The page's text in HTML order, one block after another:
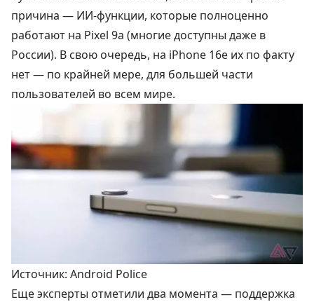
причина — ИИ-функции, которые полноценно
работают на Pixel 9a (многие доступны даже в
России). В свою очередь, на iPhone 16e их по факту
нет — по крайней мере, для большей части
пользователей во всем мире.
Источник: Android Police
Еще эксперты отметили два момента — поддержка